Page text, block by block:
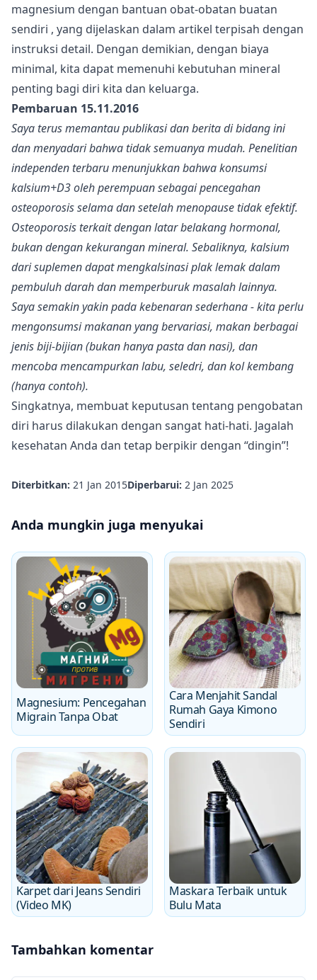
magnesium dengan bantuan obat-obatan buatan
sendiri , yang dijelaskan dalam artikel terpisah dengan
instruksi detail. Dengan demikian, dengan biaya
minimal, kita dapat memenuhi kebutuhan mineral
penting bagi diri kita dan keluarga.
Pembaruan 15.11.2016
Saya terus memantau publikasi dan berita di bidang ini
dan menyadari bahwa tidak semuanya mudah. Penelitian
independen terbaru menunjukkan bahwa konsumsi
kalsium+D3 oleh perempuan sebagai pencegahan
osteoporosis selama dan setelah menopause tidak efektif.
Osteoporosis terkait dengan latar belakang hormonal,
bukan dengan kekurangan mineral. Sebaliknya, kalsium
dari suplemen dapat mengkalsinasi plak lemak dalam
pembuluh darah dan memperburuk masalah lainnya.
Saya semakin yakin pada kebenaran sederhana - kita perlu
mengonsumsi makanan yang bervariasi, makan berbagai
jenis biji-bijian (bukan hanya pasta dan nasi), dan
mencoba mencampurkan labu, seledri, dan kol kembang
(hanya contoh).
Singkatnya, membuat keputusan tentang pengobatan
diri harus dilakukan dengan sangat hati-hati. Jagalah
kesehatan Anda dan tetap berpikir dengan “dingin”!
Diterbitkan: 21 Jan 2015Diperbarui: 2 Jan 2025
Anda mungkin juga menyukai
Magnesium: Pencegahan
Migrain Tanpa Obat
Cara Menjahit Sandal
Rumah Gaya Kimono
Sendiri
Karpet dari Jeans Sendiri
(Video MK)
Maskara Terbaik untuk
Bulu Mata
Tambahkan komentar